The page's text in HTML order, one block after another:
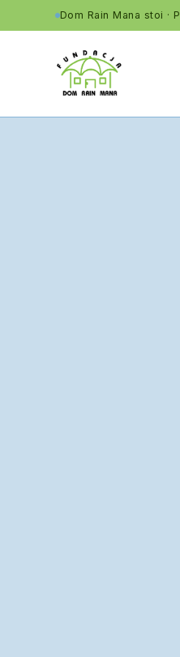
Dom Rain Mana stoi ·